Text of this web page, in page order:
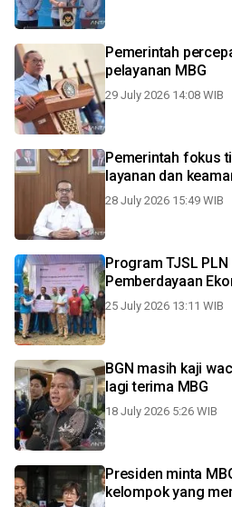
Pemerintah
pelayanan MBG
29 July 2026 14:08 WIB
Pemerintah fokus
layanan dan
28 July 2026 15:49 WIB
Program TJSL
Pemberdayaan
25 July 2026 13:11 WIB
BGN masih kaji
lagi terima MBG
18 July 2026 5:26 WIB
Presiden minta
kelompok yang